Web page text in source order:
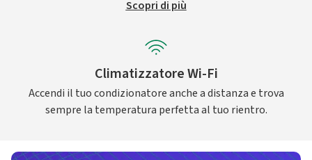
Scopri di più
Climatizzatore Wi-Fi
Accendi il tuo condizionatore anche a distanza e trova
sempre la temperatura perfetta al tuo rientro.